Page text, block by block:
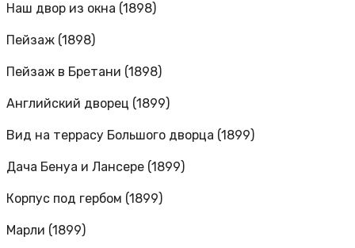
Наш двор из окна (1898)
Пейзаж (1898)
Пейзаж в Бретани (1898)
Английский дворец (1899)
Вид на террасу Большого дворца (1899)
Дача Бенуа и Лансере (1899)
Корпус под гербом (1899)
Марли (1899)